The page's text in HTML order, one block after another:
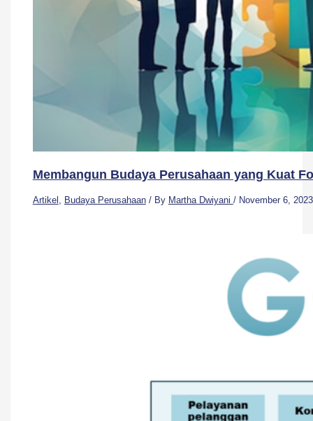
Membangun Budaya Perusahaan yang Kuat
Artikel , Budaya Perusahaan/ By Martha Dwiyani / November 6, 2023